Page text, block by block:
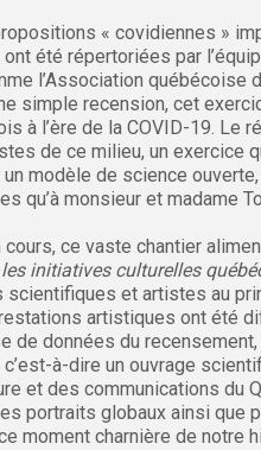
« covidiennes »
été répertoriées par
l’Association québécoise
simple recension, cet
à l’ère de la COVID-19. Le
de ce milieu, un exercice
modèle de science
qu’à monsieur et madame
cours, ce vaste chantier
les initiatives culturelles
scientifiques et artistes au
artistiques ont été
de données du
à-dire un ouvrage
et des communications du
portraits globaux ainsi que
moment charnière de notre